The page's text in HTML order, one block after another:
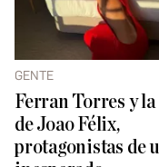
GENTE
Ferran Torres y la
de Joao Félix,
protagonistas de